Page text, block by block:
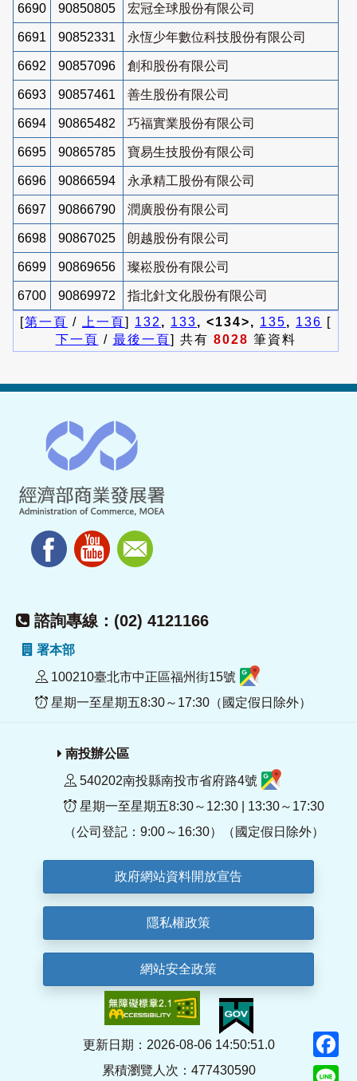
6690 90850805 宏冠全球股份有限公司
6691 90852331 永恆少年數位科技股份有限公司
6692 90857096 創和股份有限公司
6693 90857461 善生股份有限公司
6694 90865482 巧福實業股份有限公司
6695 90865785 寶易生技股份有限公司
6696 90866594 永承精工股份有限公司
6697 90866790 潤廣股份有限公司
6698 90867025 朗越股份有限公司
6699 90869656 璨崧股份有限公司
6700 90869972
指北針文化股份有限公司
[第一頁 / 上一頁] 132 , 133, <134>, 135, 136 [
下一頁 / 最後一頁] 共有 8028 筆資料
諮詢專線：(02) 4121166
署本部
100210臺北市中正區福州街15號
星期一至星期五8:30～17:30（國定假日除外）
南投辦公區
540202南投縣南投市省府路4號
星期一至星期五8:30～12:30 | 13:30～17:30
（公司登記：9:00～16:30）（國定假日除外）
政府網站資料開放宣告
隱私權政策
網站安全政策
更新日期：2026-08-06 14:50:51.0
累積瀏覽人次：477430590